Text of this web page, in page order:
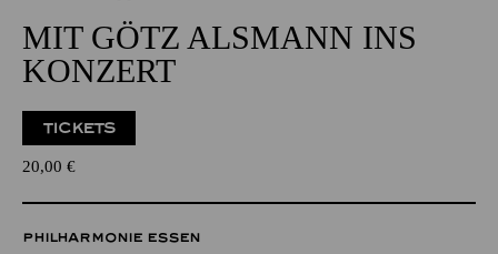
MIT GÖTZ ALSMANN INS
KONZERT
TICKETS
20,00 €
PHILHARMONIE ESSEN